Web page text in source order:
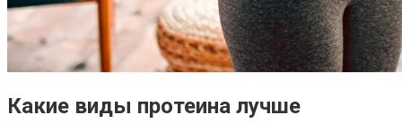
Какие виды протеина лучше